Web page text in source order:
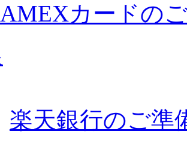
AMEXカードの
楽天銀行のご準